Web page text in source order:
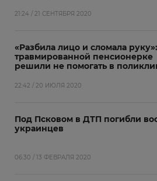
21:24 / 21 СЕНТЯБРЯ 2020
«Разбила лицо и сломала руку»:
травмированной пенсионерке
решили не помогать в
22:42 / 20 ИЮЛЯ 2020
Под Псковом в ДТП погибли
украинцев
06:30 / 13 ФЕВРАЛЯ 2020